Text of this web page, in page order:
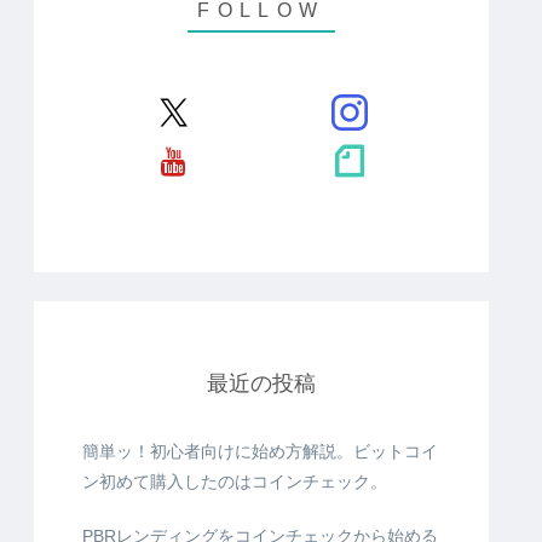
最近の投稿
簡単ッ！初心者向けに始め方解説。ビットコイ
ン初めて購入したのはコインチェック。
PBRレンディングをコインチェックから始める